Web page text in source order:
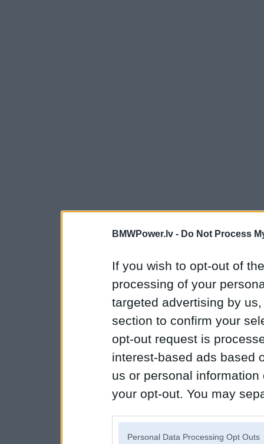
BMWPower.lv - Do Not Process
If you wish to opt-out of
processing of your
targeted advertising by
section to confirm your
opt-out request is
interest-based ads based
us or personal
your opt-out. You may
Personal Data Processing Opt Outs